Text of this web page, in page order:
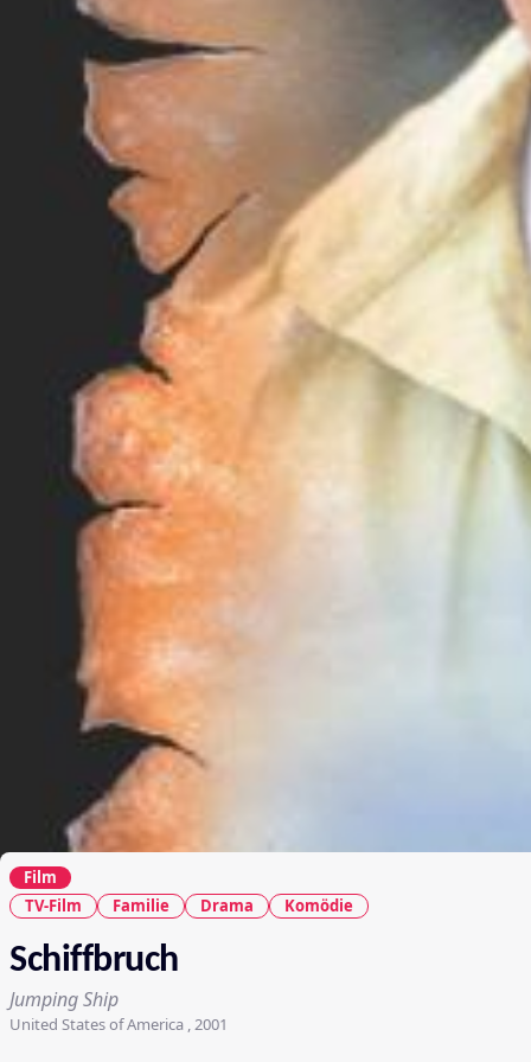
Film
TV-Film
Familie Drama Komödie
Schiffbruch
Jumping Ship
United States of America , 2001